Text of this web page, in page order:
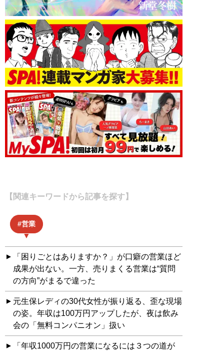
【関連キーワードから記事を探す】
営業
「困りごとはありますか？」が口癖の営業ほど
成果が出ない。一方、売りまくる営業は“質問
の方向”がまるで違った
元生保レディの30代女性が振り返る、歪な現場
の姿。年収は100万円アップしたが、夜は飲み
会の「無料コンパニオン」扱い
「年収1000万円の営業になるには３つの道が